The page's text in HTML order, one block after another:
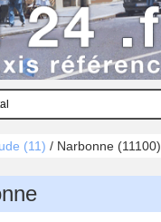
(11) / Narbonne (11100)